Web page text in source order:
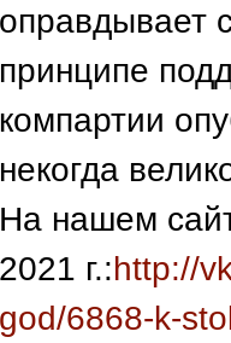
оправдывает
принципе
компартии
некогда
На нашем
2021 г.:http://
god/6868-k-